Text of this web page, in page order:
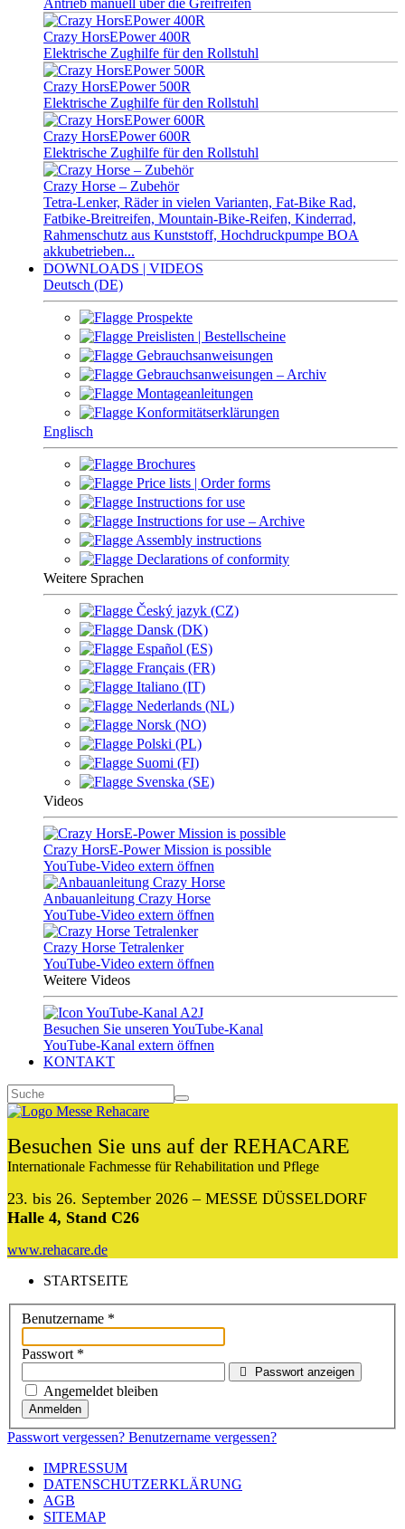
Antrieb manuell über die Greifreifen
Crazy HorsEPower 400R
Elektrische Zughilfe für den Rollstuhl
Crazy HorsEPower 500R
Elektrische Zughilfe für den Rollstuhl
Crazy HorsEPower 600R
Elektrische Zughilfe für den Rollstuhl
Crazy Horse – Zubehör
Tetra-Lenker, Räder in vielen Varianten, Fat-Bike Rad,
Fatbike-Breitreifen, Mountain-Bike-Reifen, Kinderrad,
Rahmenschutz aus Kunststoff, Hochdruckpumpe BOA
akkubetrieben...
DOWNLOADS | VIDEOS
Deutsch (DE)
Prospekte
Preislisten | Bestellscheine
Gebrauchsanweisungen
Gebrauchsanweisungen – Archiv
Montageanleitungen
Konformitätserklärungen
Englisch
Brochures
Price lists | Order forms
Instructions for use
Instructions for use – Archive
Assembly instructions
Declarations of conformity
Weitere Sprachen
Český jazyk (CZ)
Dansk (DK)
Español (ES)
Français (FR)
Italiano (IT)
Nederlands (NL)
Norsk (NO)
Polski (PL)
Suomi (FI)
Svenska (SE)
Videos
Crazy HorsE-Power Mission is possible
YouTube-Video extern öffnen
Anbauanleitung Crazy Horse
YouTube-Video extern öffnen
Crazy Horse Tetralenker
YouTube-Video extern öffnen
Weitere Videos
Besuchen Sie unseren YouTube-Kanal
YouTube-Kanal extern öffnen
KONTAKT
Besuchen Sie uns auf der REHACARE
Internationale Fachmesse für Rehabilitation und Pflege
23. bis 26. September 2026 – MESSE DÜSSELDORF
Halle 4, Stand C26
www.rehacare.de
STARTSEITE
Benutzername *
Passwort *
Passwort anzeigen
Angemeldet bleiben
Anmelden
Passwort vergessen? Benutzername vergessen?
IMPRESSUM
DATENSCHUTZERKLÄRUNG
AGB
SITEMAP